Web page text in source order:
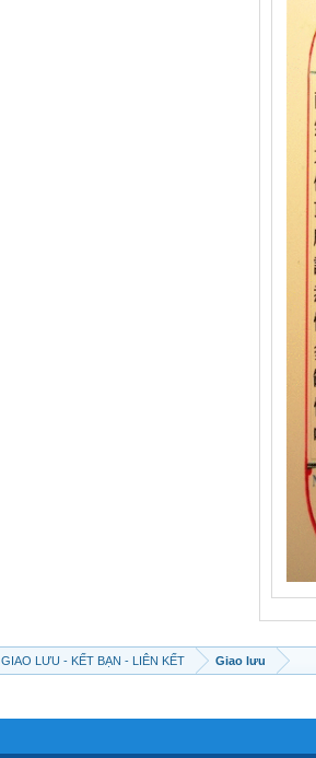
GIAO LƯU - KẾT BẠN - LIÊN KẾT Giao lưu